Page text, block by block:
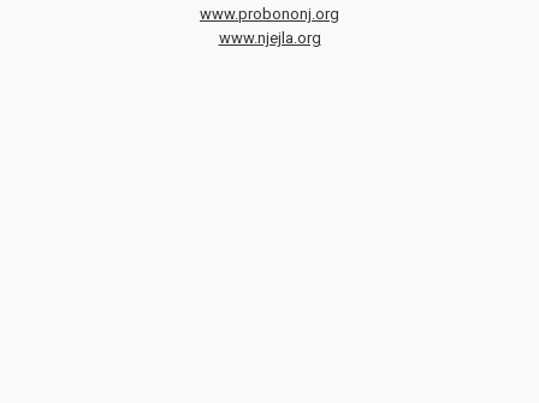
www.probononj.org
www.njejla.org